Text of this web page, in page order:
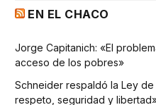
EN EL CHACO
Jorge Capitanich: «El
acceso de los pobres»
Schneider respaldó la Ley de
respeto, seguridad y